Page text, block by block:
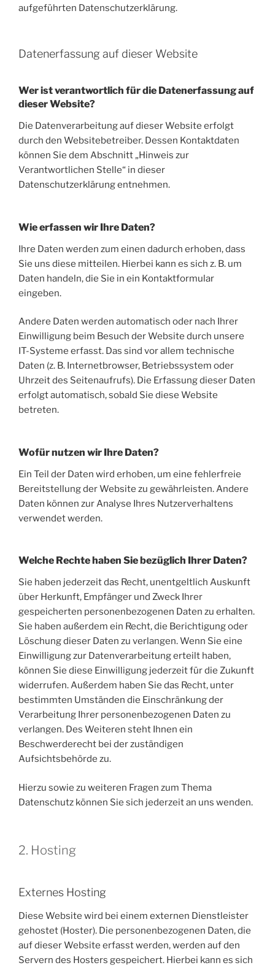
aufgeführten Datenschutzerklärung.
Datenerfassung auf dieser Website
Wer ist verantwortlich für die Datenerfassung auf
dieser Website?
Die Datenverarbeitung auf dieser Website erfolgt
durch den Websitebetreiber. Dessen Kontaktdaten
können Sie dem Abschnitt „Hinweis zur
Verantwortlichen Stelle“ in dieser
Datenschutzerklärung entnehmen.
Wie erfassen wir Ihre Daten?
Ihre Daten werden zum einen dadurch erhoben, dass
Sie uns diese mitteilen. Hierbei kann es sich z. B. um
Daten handeln, die Sie in ein Kontaktformular
eingeben.
Andere Daten werden automatisch oder nach Ihrer
Einwilligung beim Besuch der Website durch unsere
IT-Systeme erfasst. Das sind vor allem technische
Daten (z. B. Internetbrowser, Betriebssystem oder
Uhrzeit des Seitenaufrufs). Die Erfassung dieser Daten
erfolgt automatisch, sobald Sie diese Website
betreten.
Wofür nutzen wir Ihre Daten?
Ein Teil der Daten wird erhoben, um eine fehlerfreie
Bereitstellung der Website zu gewährleisten. Andere
Daten können zur Analyse Ihres Nutzerverhaltens
verwendet werden.
Welche Rechte haben Sie bezüglich Ihrer Daten?
Sie haben jederzeit das Recht, unentgeltlich Auskunft
über Herkunft, Empfänger und Zweck Ihrer
gespeicherten personenbezogenen Daten zu erhalten.
Sie haben außerdem ein Recht, die Berichtigung oder
Löschung dieser Daten zu verlangen. Wenn Sie eine
Einwilligung zur Datenverarbeitung erteilt haben,
können Sie diese Einwilligung jederzeit für die Zukunft
widerrufen. Außerdem haben Sie das Recht, unter
bestimmten Umständen die Einschränkung der
Verarbeitung Ihrer personenbezogenen Daten zu
verlangen. Des Weiteren steht Ihnen ein
Beschwerderecht bei der zuständigen
Aufsichtsbehörde zu.
Hierzu sowie zu weiteren Fragen zum Thema
Datenschutz können Sie sich jederzeit an uns wenden.
2. Hosting
Externes Hosting
Diese Website wird bei einem externen Dienstleister
gehostet (Hoster). Die personenbezogenen Daten, die
auf dieser Website erfasst werden, werden auf den
Servern des Hosters gespeichert. Hierbei kann es sich